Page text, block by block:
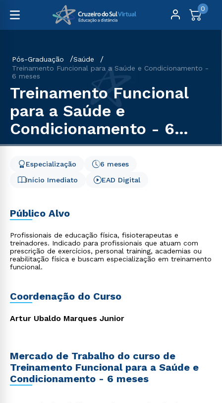
0
Pós-Graduação
Saúde
Treinamento Funcional para a Saúde e Condicionamento -
6 meses
Treinamento Funcional
para a Saúde e
Condicionamento - 6
meses
Início Imediato
6 meses
Especialização
EAD Digital
Público Alvo
Profissionais de educação física, fisioterapeutas e
treinadores. Indicado para profissionais que atuam com
prescrição de exercícios, personal training, academias ou
reabilitação física e buscam especialização em treinamento
funcional.
Coordenação do Curso
Artur Ubaldo Marques Junior
Mercado de Trabalho do curso de
Treinamento Funcional para a Saúde e
Condicionamento - 6 meses